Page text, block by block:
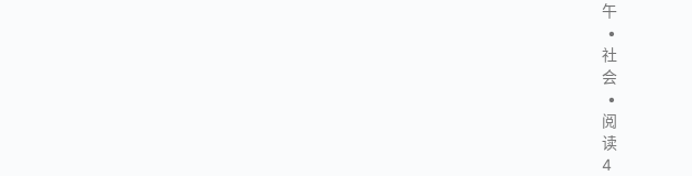
午
•
社
会
•
阅
读
4